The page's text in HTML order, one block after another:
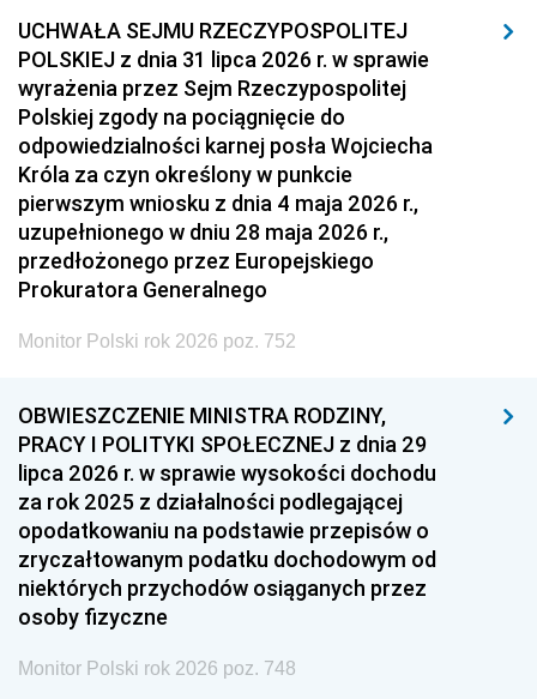
UCHWAŁA SEJMU RZECZYPOSPOLITEJ
POLSKIEJ z dnia 31 lipca 2026 r. w sprawie
wyrażenia przez Sejm Rzeczypospolitej
Polskiej zgody na pociągnięcie do
odpowiedzialności karnej posła Wojciecha
Króla za czyn określony w punkcie
pierwszym wniosku z dnia 4 maja 2026 r.,
uzupełnionego w dniu 28 maja 2026 r.,
przedłożonego przez Europejskiego
Prokuratora Generalnego
Monitor Polski rok 2026 poz. 752
OBWIESZCZENIE MINISTRA RODZINY,
PRACY I POLITYKI SPOŁECZNEJ z dnia 29
lipca 2026 r. w sprawie wysokości dochodu
za rok 2025 z działalności podlegającej
opodatkowaniu na podstawie przepisów o
zryczałtowanym podatku dochodowym od
niektórych przychodów osiąganych przez
osoby fizyczne
Monitor Polski rok 2026 poz. 748